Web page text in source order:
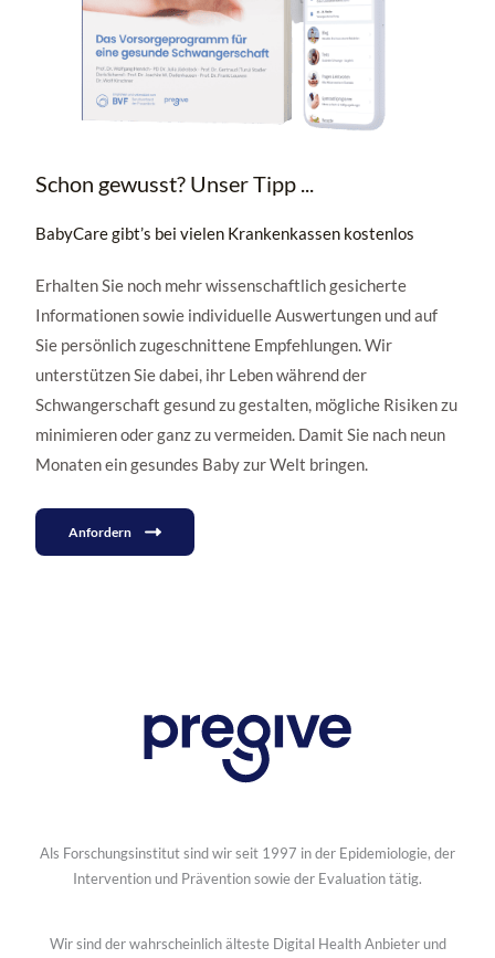
Schon gewusst? Unser Tipp ...
BabyCare gibt’s bei vielen Krankenkassen kostenlos
Erhalten Sie noch mehr wissenschaftlich gesicherte
Informationen sowie individuelle Auswertungen und auf
Sie persönlich zugeschnittene Empfehlungen. Wir
unterstützen Sie dabei, ihr Leben während der
Schwangerschaft gesund zu gestalten, mögliche Risiken zu
minimieren oder ganz zu vermeiden. Damit Sie nach neun
Monaten ein gesundes Baby zur Welt bringen.
Anfordern
Als Forschungsinstitut sind wir seit 1997 in der Epidemiologie, der
Intervention und Prävention sowie der Evaluation tätig.
Wir sind der wahrscheinlich älteste Digital Health Anbieter und